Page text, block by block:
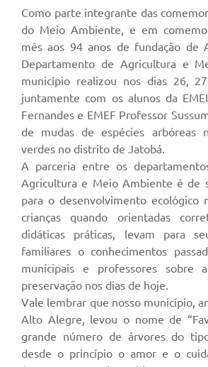
Como parte integrante das
do Meio Ambiente, e em
mês aos 94 anos de fundação de
Departamento de Agricultura e
município realizou nos dias 26,
juntamente com os alunos da
Fernandes e EMEF Professor
de mudas de espécies arbóreas
verdes no distrito de Jatobá.
A parceria entre os
Agricultura e Meio Ambiente é de
para o desenvolvimento ecológico
crianças quando orientadas
didáticas práticas, levam para
familiares o conhecimentos
municipais e professores sobre
preservação nos dias de hoje.
Vale lembrar que nosso município,
Alto Alegre, levou o nome de
grande número de árvores do
desde o princípio o amor e o